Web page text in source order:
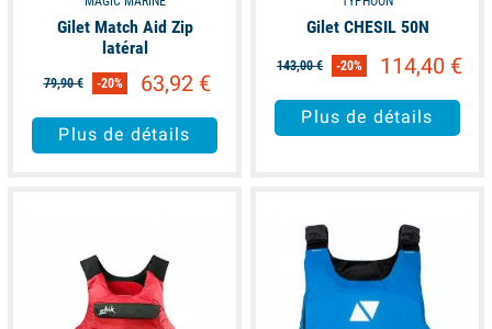
Gilet Match Aid Zip
latéral
79,90 € -20% 63,92 €
Plus de détails
Gilet CHESIL 50N
143,00 € -20% 114,40 €
Plus de détails